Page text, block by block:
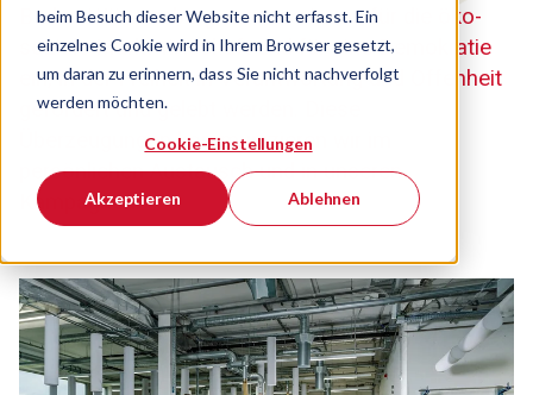
beim Besuch dieser Website nicht erfasst. Ein
einzelnes Cookie wird in Ihrem Browser gesetzt,
um daran zu erinnern, dass Sie nicht nachverfolgt
werden möchten.
Cookie-Einstellungen
Akzeptieren Ablehnen
Baden-Württemberg setzen wir uns für die öko-
soziale Marktwirtschaft und für eine Demokratie
ein, in der Freiheit in Verantwortung und Offenheit
gefördert und gelebt werden. Diese
Überzeugungen kommunizieren wir im
persönlichen Austausch und in unseren
Kampagnen.